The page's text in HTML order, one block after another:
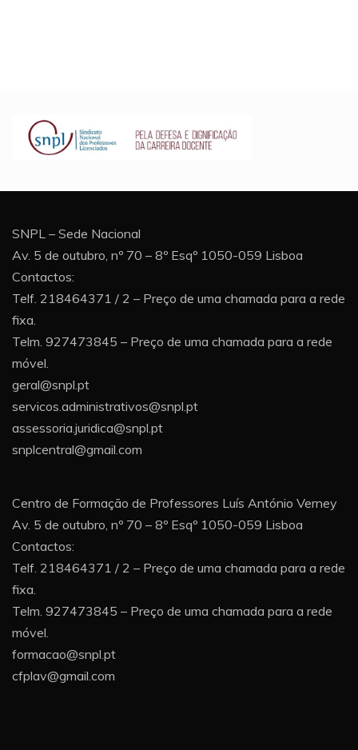
SNPL – Sede Nacional
Av. 5 de outubro, nº 70 – 8º Esqº 1050-059 Lisboa
Contactos:
Telf. 218464371 / 2 – Preço de uma chamada para a rede
fixa.
Telm. 927473845 – Preço de uma chamada para a rede
móvel.
geral@snpl.pt
servicos.administrativos@snpl.pt
assessoria.juridica@snpl.pt
snplcentral@gmail.com
Centro de Formação de Professores Luís António Verney
Av. 5 de outubro, nº 70 – 8º Esqº 1050-059 Lisboa
Contactos:
Telf. 218464371 / 2 – Preço de uma chamada para a rede
fixa.
Telm. 927473845 – Preço de uma chamada para a rede
móvel.
formacao@snpl.pt
cfplav@gmail.com